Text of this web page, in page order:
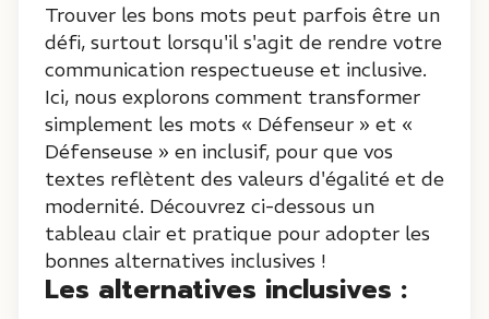
Trouver les bons mots peut parfois être un
défi, surtout lorsqu'il s'agit de rendre votre
communication respectueuse et inclusive.
Ici, nous explorons comment transformer
simplement les mots « Défenseur » et «
Défenseuse » en inclusif, pour que vos
textes reflètent des valeurs d'égalité et de
modernité. Découvrez ci-dessous un
tableau clair et pratique pour adopter les
bonnes alternatives inclusives !
Les alternatives inclusives :